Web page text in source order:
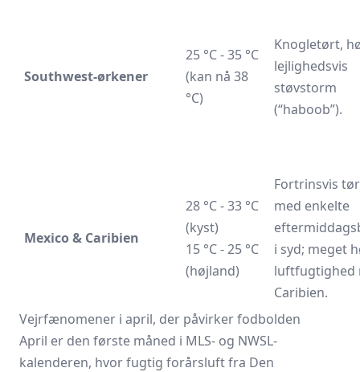
Southwest-ørkener
25 °C - 35 °C
(kan nå 38
°C)
Knogletørt,
lejlighedsvis
støvstorm
(“haboob”).
Mexico & Caribien
28 °C - 33 °C
(kyst)
15 °C - 25 °C
(højland)
Fortrinsvis
med enkelte
i syd; meget
Caribien.
Vejrfænomener i april, der påvirker fodbolden
April er den første måned i MLS- og NWSL-
kalenderen, hvor fugtig forårsluft fra Den